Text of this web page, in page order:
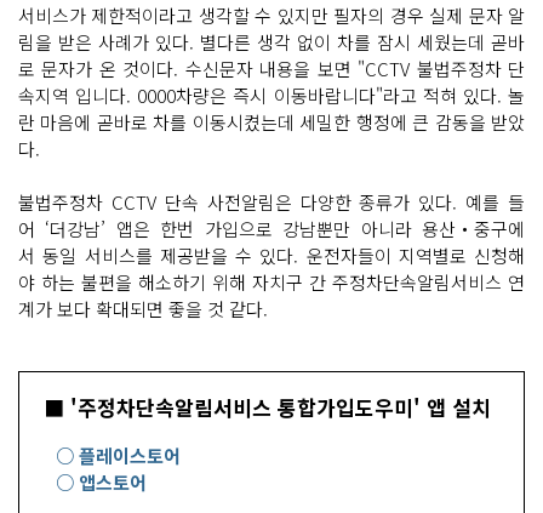
서비스가 제한적이라고 생각할 수 있지만 필자의 경우 실제 문자 알
림을 받은 사례가 있다. 별다른 생각 없이 차를 잠시 세웠는데 곧바
로 문자가 온 것이다. 수신문자 내용을 보면 "CCTV 불법주정차 단
속지역 입니다. 0000차량은 즉시 이동바랍니다"라고 적혀 있다. 놀
란 마음에 곧바로 차를 이동시켰는데 세밀한 행정에 큰 감동을 받았
다.
불법주정차 CCTV 단속 사전알림은 다양한 종류가 있다. 예를 들
어 ‘더강남’ 앱은 한번 가입으로 강남뿐만 아니라 용산‧중구에
서 동일 서비스를 제공받을 수 있다. 운전자들이 지역별로 신청해
야 하는 불편을 해소하기 위해 자치구 간 주정차단속알림서비스 연
계가 보다 확대되면 좋을 것 같다.
■ '주정차단속알림서비스 통합가입도우미' 앱 설치
○ 플레이스토어
○ 앱스토어